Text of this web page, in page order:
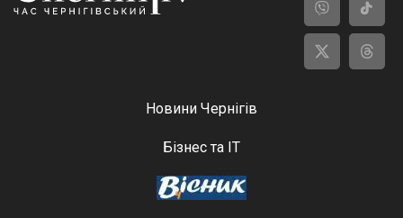
Новини Чернігів
Бізнес та ІТ